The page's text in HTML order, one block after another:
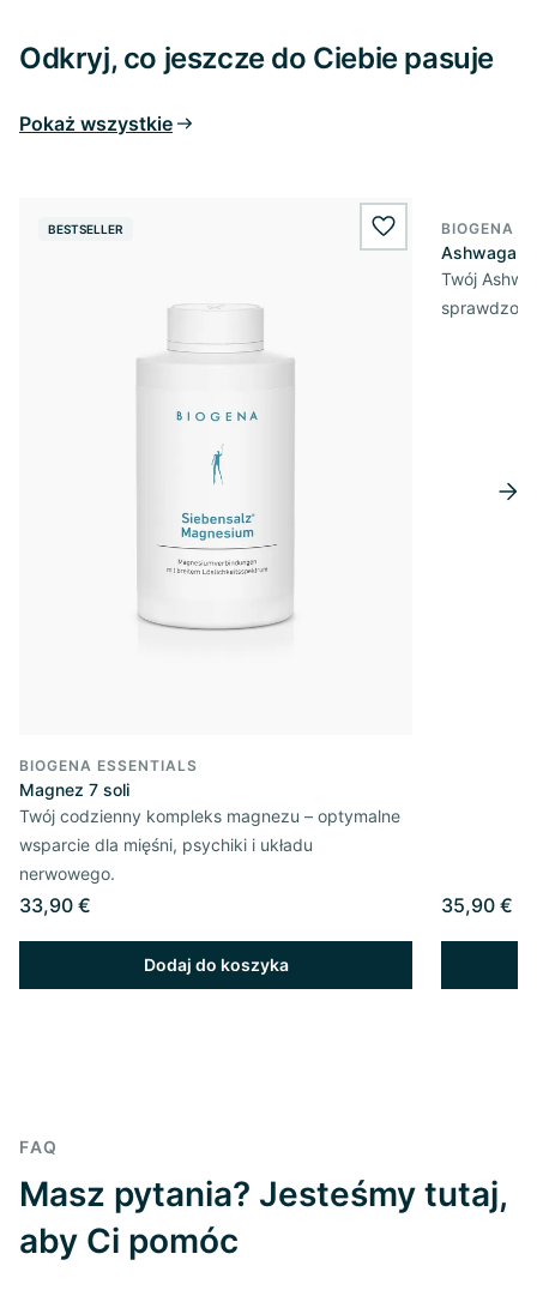
Odkryj, co jeszcze do Ciebie pasuje
Pokaż wszystkie
BESTSELLER wishlist.add
BIOGENA ESSENTIALS
Magnez 7 soli
Twój codzienny kompleks magnezu – optymalne
wsparcie dla mięśni, psychiki i układu
nerwowego.
33,90 €
Dodaj do koszyka
BIOGENA
Twój
35,90 €
FAQ
Masz pytania? Jesteśmy tutaj,
aby Ci pomóc